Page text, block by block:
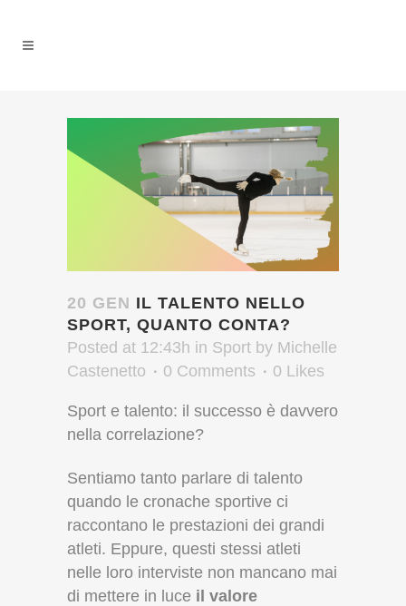
20 GEN IL TALENTO NELLO
SPORT, QUANTO CONTA?
Posted at 12:43h in Sport by Michelle
Castenetto
0 Comments 0 Likes
Sport e talento: il successo è davvero
nella correlazione?
Sentiamo tanto parlare di talento
quando le cronache sportive ci
raccontano le prestazioni dei grandi
atleti. Eppure, questi stessi atleti
nelle loro interviste non mancano mai
di mettere in luce il valore